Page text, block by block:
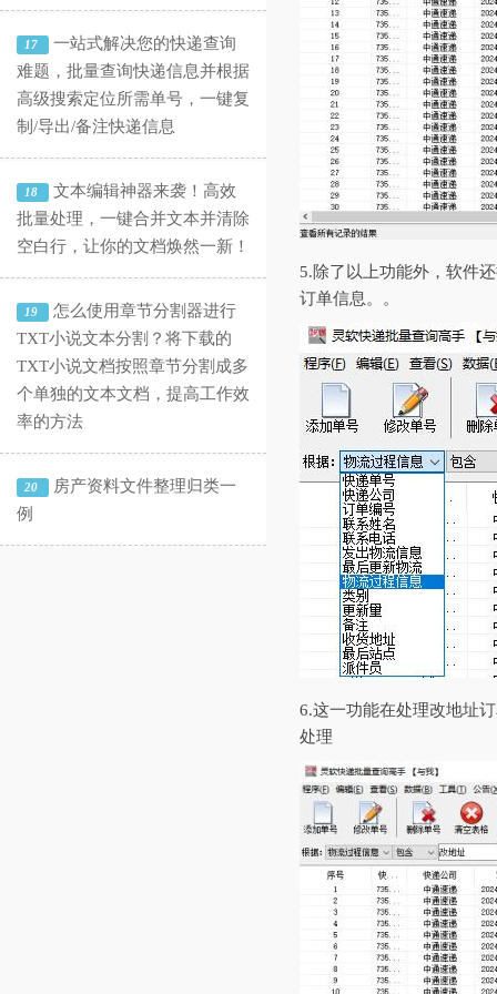
17
一站式解决您的快递查询
难题，批量查询快递信息并根据
高级搜索定位所需单号，一键复
制/导出/备注快递信息
18
文本编辑神器来袭！高效
批量处理，一键合并文本并清除
空白行，让你的文档焕然一新！
19
怎么使用章节分割器进行
TXT小说文本分割？将下载的
TXT小说文档按照章节分割成多
个单独的文本文档，提高工作效
率的方法
20
房产资料文件整理归类一
例
5.除了以上功能外，软件
订单信息。。
6.这一功能在处理改地址
处理